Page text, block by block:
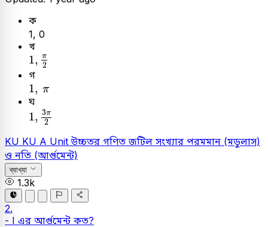
ক
1, 0
খ
1 , π
2
1, π2
গ
1, π
1 π
ঘ
1, 3π
2
1, 3π
KU KU A Unitউচ্চতর গণিতজটিল সংখ্যার পরমমান (মডুলাস)
ও নতি (আর্গুমেন্ট)
ব্যাখ্যা
1.3k
2.
- I এর আর্গুমেন্ট কত?